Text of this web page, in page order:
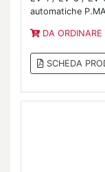
automatiche
DA ORDINARE
SCHEDA